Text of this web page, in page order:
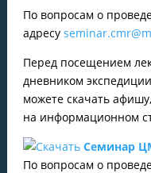
По вопросам о
адресу
Перед посещением
дневником
можете скачать
на информационном
Семинар
По вопросам о